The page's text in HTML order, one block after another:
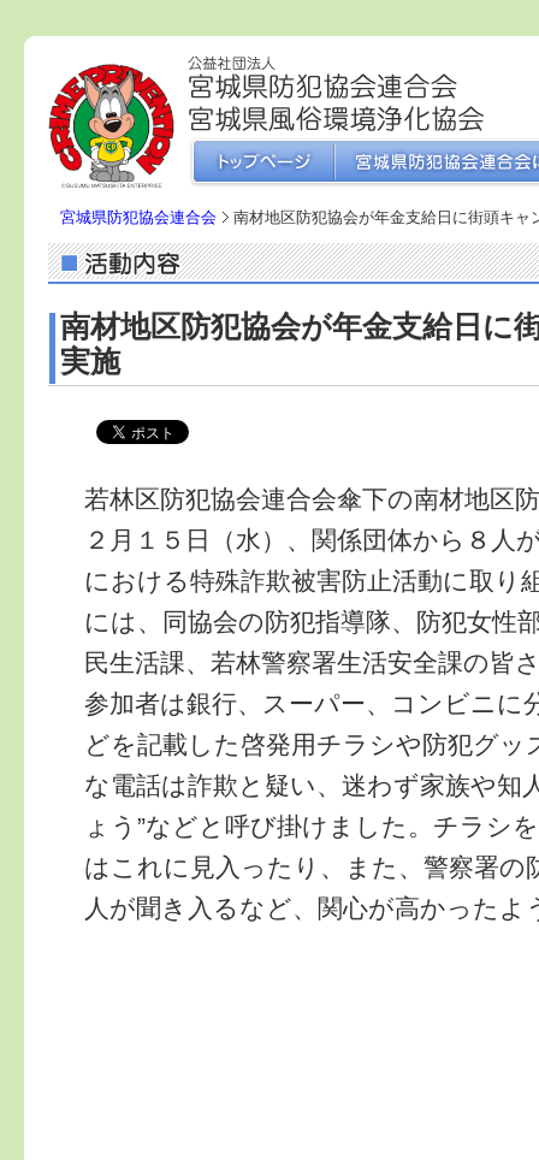
宮城県防犯協会連合会 南材地区防犯協会が年金支給日に街頭キャ
南材地区防犯協会が年金支給日に
実施
若林区防犯協会連合会傘下の南材地区
２月１５日（水）、関係団体から８人
における特殊詐欺被害防止活動に取り
には、同協会の防犯指導隊、防犯女性
民生活課、若林警察署生活安全課の皆
参加者は銀行、スーパー、コンビニに
どを記載した啓発用チラシや防犯グッ
な電話は詐欺と疑い、迷わず家族や知
ょう”などと呼び掛けました。チラシ
はこれに見入ったり、また、警察署の
人が聞き入るなど、関心が高かったよ